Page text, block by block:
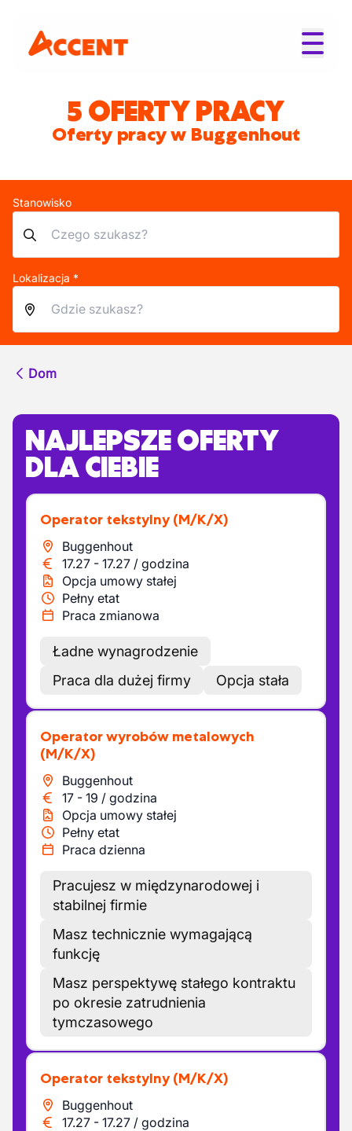
5 OFERTY PRACY
Oferty pracy w Buggenhout
Stanowisko
Lokalizacja *
Dom
NAJLEPSZE OFERTY
DLA CIEBIE
Operator tekstylny (M/K/X)
Buggenhout
17.27 - 17.27 / godzina
Opcja umowy stałej
Pełny etat
Praca zmianowa
Ładne wynagrodzenie
Praca dla dużej firmy
Opcja stała
Operator wyrobów metalowych
(M/K/X)
Buggenhout
17 - 19 / godzina
Opcja umowy stałej
Pełny etat
Praca dzienna
Pracujesz w międzynarodowej i
stabilnej firmie
Masz technicznie wymagającą
funkcję
Masz perspektywę stałego kontraktu
po okresie zatrudnienia
tymczasowego
Operator tekstylny (M/K/X)
Buggenhout
17.27 - 17.27 / godzina